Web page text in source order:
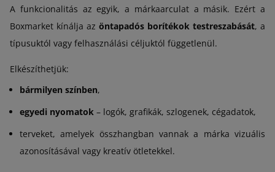
A funkcionalitás az egyik, a márkaarculat a másik. Ezért a
Boxmarket kínálja az öntapadós borítékok testreszabását, a
típusuktól vagy felhasználási céljuktól függetlenül.
Elkészíthetjük:
bármilyen színben,
egyedi nyomatok – logók, grafikák, szlogenek, cégadatok,
terveket, amelyek összhangban vannak a márka vizuális
azonosításával vagy kreatív ötletekkel.